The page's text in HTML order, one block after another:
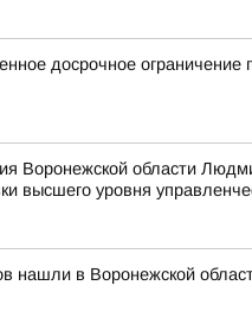
досрочное
Воронежской области
высшего уровня
нашли в Воронежской